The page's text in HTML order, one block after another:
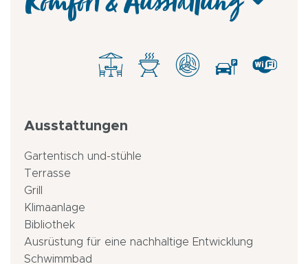
Komfort & Ausstattung
Ausstattungen
Gartentisch und-stühle
Terrasse
Grill
Klimaanlage
Bibliothek
Ausrüstung für eine nachhaltige Entwicklung
Schwimmbad